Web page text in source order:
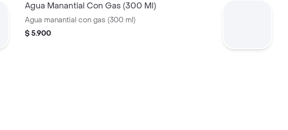
Agua Manantial Con Gas (300 Ml)
Agua manantial con gas (300 ml)
$ 5.900